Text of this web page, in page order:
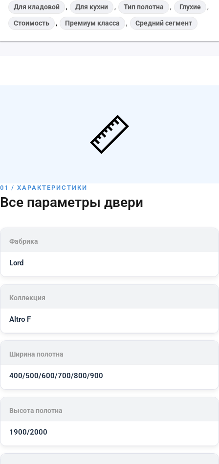
Для кладовой , Для кухни , Тип полотна , Глухие ,
Стоимость , Премиум класса , Средний сегмент
01 / ХАРАКТЕРИСТИКИ
Все параметры двери
Фабрика
Lord
Коллекция
Altro F
Ширина полотна
400/500/600/700/800/900
Высота полотна
1900/2000